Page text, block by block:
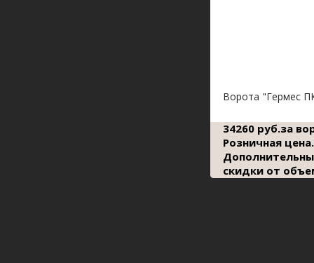
Ворота "Гермес
34260 руб.за
Розничная цена.
скидки от